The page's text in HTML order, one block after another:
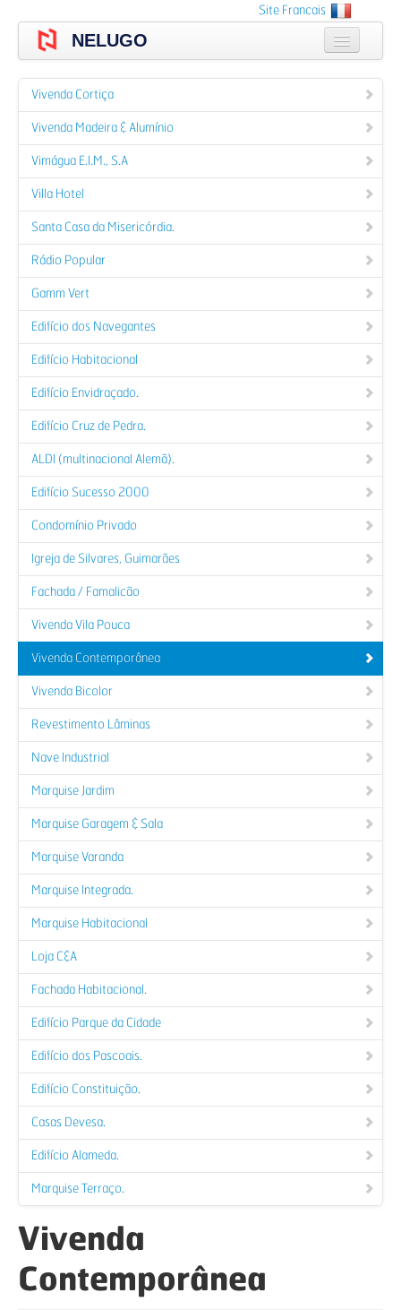
to
main
content
Site Francais
NELUGO
A empresa
Produtos
Catálogos
Portfólio
Orçamento
Contactos
Login
Vivenda Cortiça
Vivenda Madeira & Alumínio
Vimágua E.I.M., S.A
Villa Hotel
Santa Casa da Misericórdia.
Rádio Popular
Gamm Vert
Edifício dos Navegantes
Edifício Habitacional
Edifício Envidraçado.
Edifício Cruz de Pedra.
ALDI (multinacional Alemã).
Edifício Sucesso 2000
Condomínio Privado
Igreja de Silvares, Guimarães
Fachada / Famalicão
Vivenda Vila Pouca
Vivenda Contemporânea
Vivenda Bicolor
Revestimento Lâminas
Nave Industrial
Marquise Jardim
Marquise Garagem & Sala
Marquise Varanda
Marquise Integrada.
Marquise Habitacional
Loja C&A
Fachada Habitacional.
Edifício Parque da Cidade
Edifício dos Pascoais.
Edifício Constituição.
Casas Devesa.
Edifício Alameda.
Marquise Terraço.
Vivenda
Contemporânea